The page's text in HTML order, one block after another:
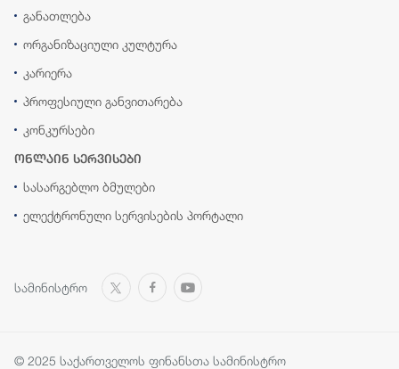
განათლება
ორგანიზაციული კულტურა
კარიერა
პროფესიული განვითარება
კონკურსები
ონლაინ სერვისები
სასარგებლო ბმულები
ელექტრონული სერვისების პორტალი
სამინისტრო
© 2025 საქართველოს ფინანსთა სამინისტრო